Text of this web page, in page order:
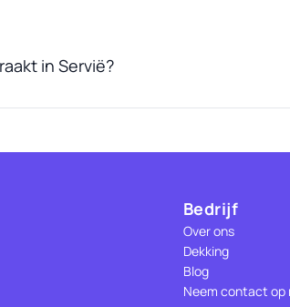
in Servië?
Bedrijf
Over ons
Dekking
Blog
Neem contact op